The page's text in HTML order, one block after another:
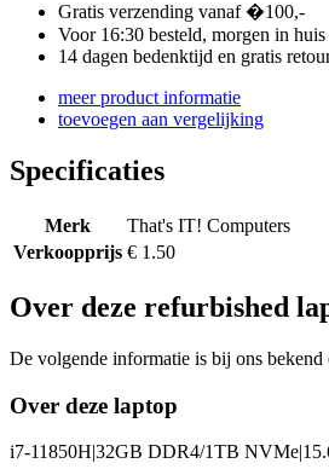
Gratis verzending vanaf �100,-
Voor 16:30 besteld, morgen in huis
14 dagen bedenktijd en gratis
meer product informatie
toevoegen aan vergelijking
Specificaties
Merk
That's IT! Computers
Verkoopprijs € 1.50
Over deze refurbished
De volgende informatie is bij ons
Over deze laptop
i7-11850H|32GB DDR4/1TB